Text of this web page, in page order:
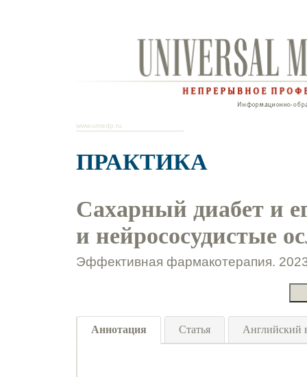
www.umedp.ru
ПРАКТИКА
Сахарный диабет и
и нейрососудистые
Эффективная фармакотерапия.
Аннотация Статья Английский